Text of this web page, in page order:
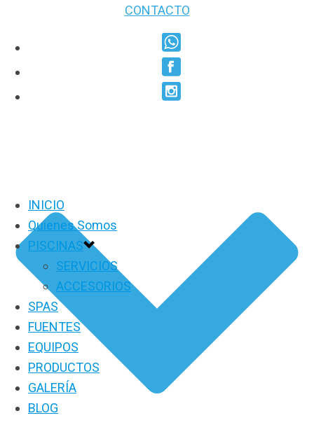
CONTACTO
INICIO
Quienes Somos
PISCINAS
SERVICIOS
ACCESORIOS
SPAS
FUENTES
EQUIPOS
PRODUCTOS
GALERÍA
BLOG